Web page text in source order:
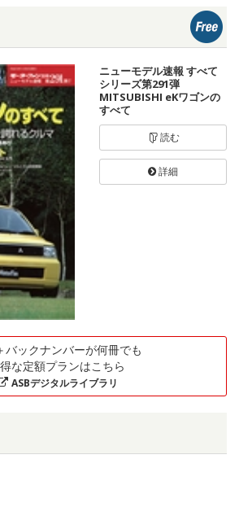
ニューモデル速報 すべて
シリーズ第291弾
MITSUBISHI eKワゴンの
すべて
読む
詳細
バックナンバーが何冊でも
な定額プランはこちら
ASBデジタルライブラリ